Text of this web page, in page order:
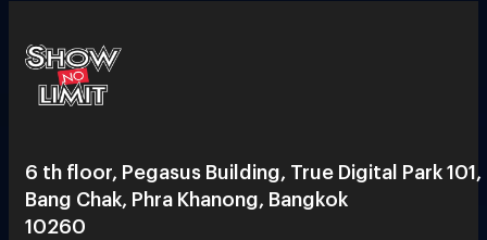
6 th floor, Pegasus Building, True Digital Park 101,
Bang Chak, Phra Khanong, Bangkok
10260